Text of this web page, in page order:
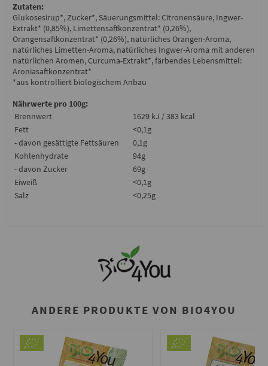
Zutaten:
Glukosesirup*, Zucker*, Säuerungsmittel: Citronensäure, Ingwer-
Extrakt* (0,85%), Limettensaftkonzentrat* (0,26%),
Orangensaftkonzentrat* (0,26%), natürliches Orangen-Aroma,
natürliches Limetten-Aroma, natürliches Ingwer-Aroma mit anderen
natürlichen Aromen, Curcuma-Extrakt*, färbendes Lebensmittel:
Aroniasaftkonzentrat*
*aus kontrolliert biologischem Anbau
Nährwerte pro 100g:
Brennwert
1629 kJ / 383 kcal
Fett
<0,1g
- davon gesättigte Fettsäuren
0,1g
Kohlenhydrate
94g
- davon Zucker
69g
Eiweiß
<0,1g
Salz
<0,25g
ANDERE PRODUKTE VON BIO4YOU